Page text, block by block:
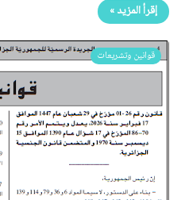
إقرأ المزيد »
قوانين وتشريعات